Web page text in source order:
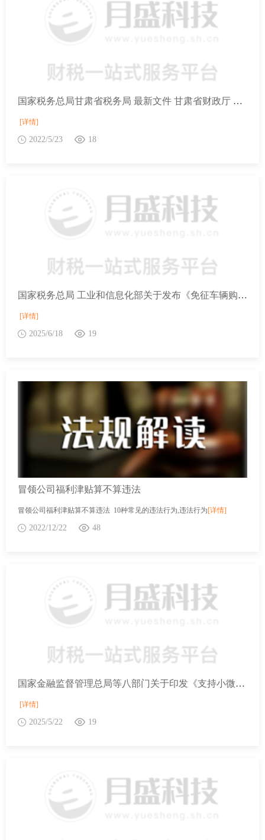
国家税务总局甘肃省税务局 最新文件 甘肃省财政厅 国家税务总局甘肃省税务局 甘肃省民政厅关于开展2021年度公益性捐赠税前扣除资格认定工作的公告
[详情]
2022/5/23 18
国家税务总局 工业和信息化部关于发布《免征车辆购置税的设有固定装置的非运输专用作业车辆目录》（第十八批）的公告
[详情]
2025/6/18 19
冒领公司福利津贴算不算违法
冒领公司福利津贴算不算违法 10种常见的违法行为,违法行为[详情]
2022/12/22 48
国家金融监督管理总局等八部门关于印发《支持小微企业融资的若干措施》的通知
[详情]
2025/5/22 19